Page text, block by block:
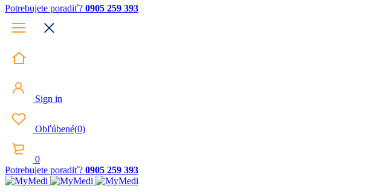
Potrebujete poradiť? 0905 259 393
Sign in
Obľúbené(0)
0
Potrebujete poradiť? 0905 259 393